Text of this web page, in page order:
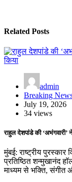
Related Posts
admin
Breaking
July 19, 2026
34 views
राहुल देशपांडे की
मुंबई: राष्ट्रीय
प्रतिष्ठित शन्मुखानंद
माध्यम से भक्ति, संगीत